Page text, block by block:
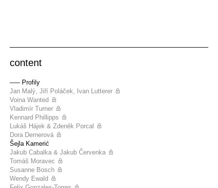
content
––– Profily
Jan Malý, Jiří Poláček, Ivan Lutterer
Voina Wanted
Vladimír Turner
Kennard Phillipps
Lukáš Hájek & Zdeněk Porcal
Dora Dernerová
Šejla Kamerić
Jakub Cabalka & Jakub Červenka
Tomáš Moravec
Susanne Bosch
Wendy Ewald